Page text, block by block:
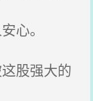
心。
股强大的